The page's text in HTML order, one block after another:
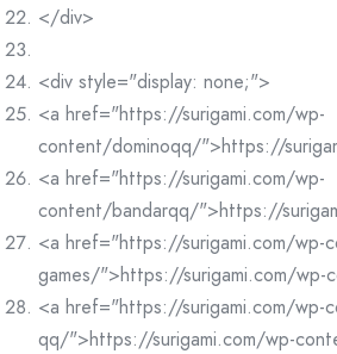
</div>
<div style="display: none;">
<a href="https://surigami.com/wp-
content/dominoqq/">https://
<a href="https://surigami.com/wp-
content/bandarqq/">https://
<a href="https://surigami.com/wp-
games/">https://surigami.com/
<a href="https://surigami.com/wp-
qq/">https://surigami.com/wp-